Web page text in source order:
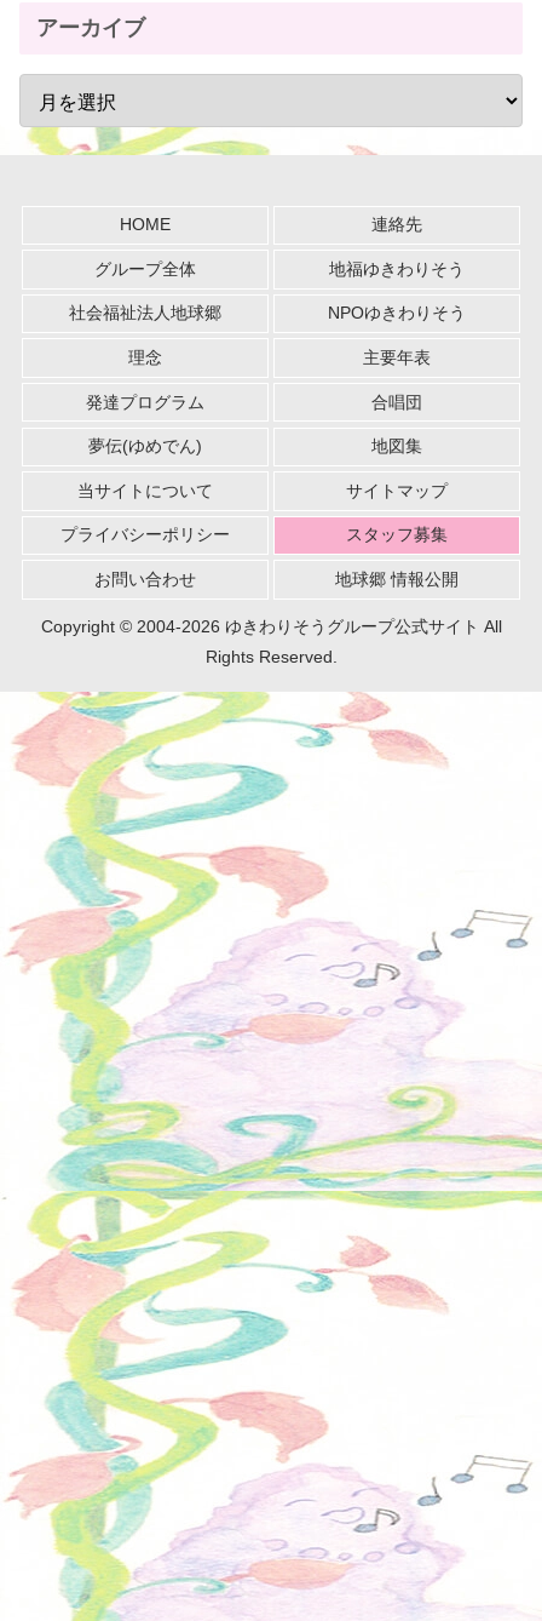
アーカイブ
HOME 連絡先
グループ全体 地福ゆきわりそう
社会福祉法人地球郷 NPOゆきわりそう
理念 主要年表
発達プログラム 合唱団
夢伝(ゆめでん) 地図集
当サイトについて サイトマップ
プライバシーポリシー スタッフ募集
お問い合わせ 地球郷 情報公開
Copyright © 2004-2026 ゆきわりそうグループ公式サイト All
Rights Reserved.